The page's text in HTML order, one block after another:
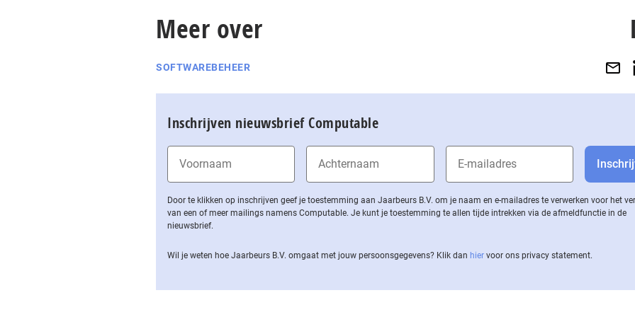
Meer over
SOFTWAREBEHEER
Inschrijven nieuwsbrief Computable
Door te klikken op inschrijven geef je toestemming aan Jaarbeurs B.V. om je naam en e-mailadres te verwerken voor het
van een of meer mailings namens Computable. Je kunt je toestemming te allen tijde intrekken via de af­meld­func­tie in de
nieuwsbrief.
Wil je weten hoe Jaarbeurs B.V. omgaat met jouw per­soons­ge­ge­vens? Klik dan hier voor ons privacy statement.